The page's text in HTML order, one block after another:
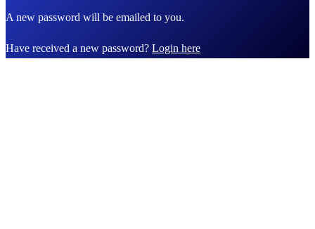
A new password will be emailed to you.
Have received a new password? Login here